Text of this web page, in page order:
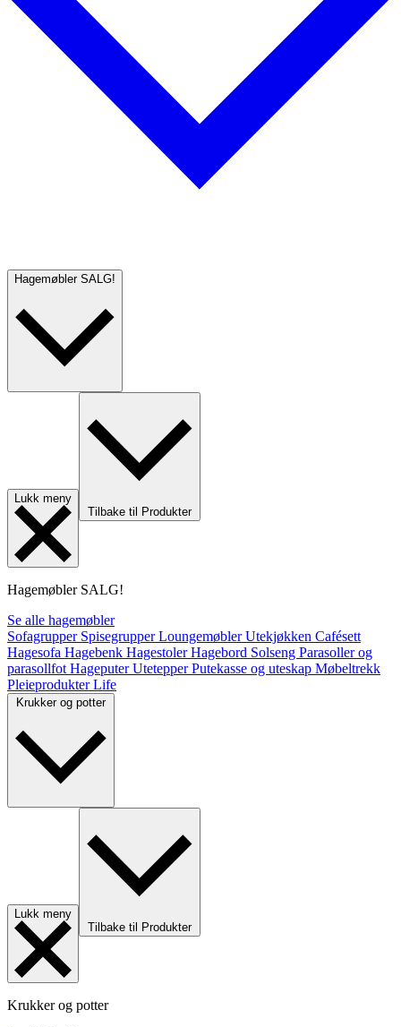
Hagemøbler SALG!
Lukk meny
Tilbake til Produkter
Hagemøbler SALG!
Se alle hagemøbler
Sofagrupper SpisegrupperLoungemøblerUtekjøkken Cafésett
Hagesofa Hagebenk HagestolerHagebord Solseng Parasoller og
parasollfot HageputerUtetepperPutekasse og uteskap Møbeltrekk
PleieprodukterLife
Krukker og potter
Lukk meny
Tilbake til Produkter
Krukker og potter